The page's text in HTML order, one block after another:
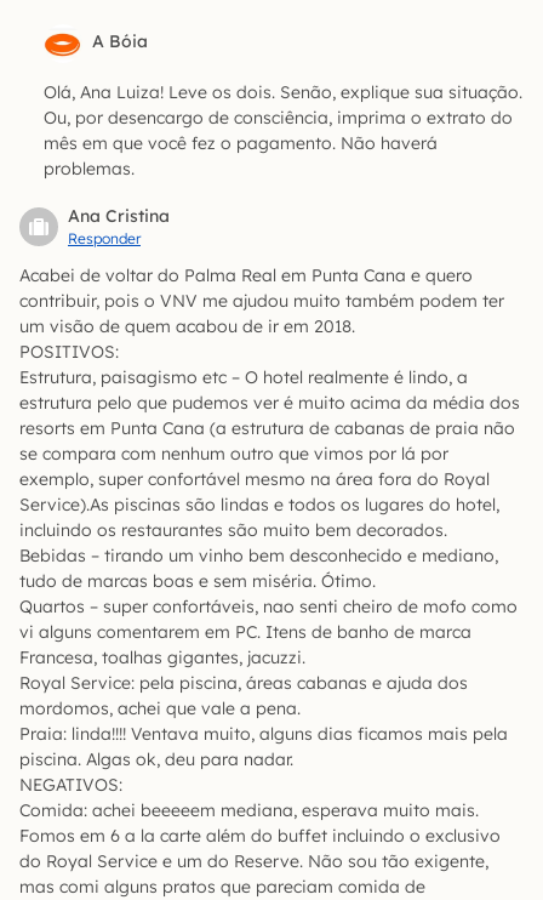
A Bóia
Olá, Ana Luiza! Leve os dois. Senão, explique sua situação.
Ou, por desencargo de consciência, imprima o extrato do
mês em que você fez o pagamento. Não haverá
problemas.
Ana Cristina
Responder
Acabei de voltar do Palma Real em Punta Cana e quero
contribuir, pois o VNV me ajudou muito também podem ter
um visão de quem acabou de ir em 2018.
POSITIVOS:
Estrutura, paisagismo etc – O hotel realmente é lindo, a
estrutura pelo que pudemos ver é muito acima da média dos
resorts em Punta Cana (a estrutura de cabanas de praia não
se compara com nenhum outro que vimos por lá por
exemplo, super confortável mesmo na área fora do Royal
Service).As piscinas são lindas e todos os lugares do hotel,
incluindo os restaurantes são muito bem decorados.
Bebidas – tirando um vinho bem desconhecido e mediano,
tudo de marcas boas e sem miséria. Ótimo.
Quartos – super confortáveis, nao senti cheiro de mofo como
vi alguns comentarem em PC. Itens de banho de marca
Francesa, toalhas gigantes, jacuzzi.
Royal Service: pela piscina, áreas cabanas e ajuda dos
mordomos, achei que vale a pena.
Praia: linda!!!! Ventava muito, alguns dias ficamos mais pela
piscina. Algas ok, deu para nadar.
NEGATIVOS:
Comida: achei beeeeem mediana, esperava muito mais.
Fomos em 6 a la carte além do buffet incluindo o exclusivo
do Royal Service e um do Reserve. Não sou tão exigente,
mas comi alguns pratos que pareciam comida de